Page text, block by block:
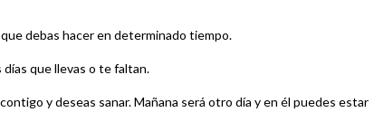
debas hacer en determinado tiempo.
días que llevas o te faltan.
y deseas sanar. Mañana será otro día y en él puedes estar